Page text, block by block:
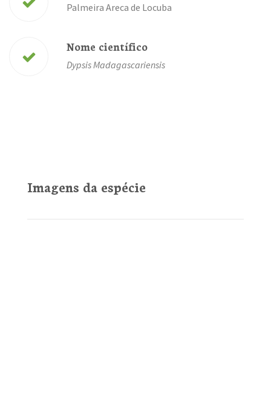
Palmeira Areca de Locuba
Nome científico
Dypsis Madagascariensis
Imagens da espécie